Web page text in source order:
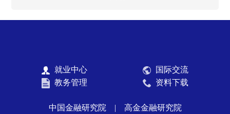
就业中心
国际交流
教务管理
资料下载
中国金融研究院 | 高金金融研究院